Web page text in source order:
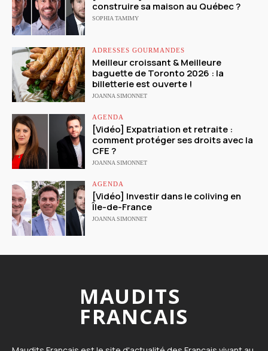
construire sa maison au Québec ?
SOPHIA TAMIMY
ADRESSES GOURMANDES
Meilleur croissant & Meilleure
baguette de Toronto 2026 : la
billetterie est ouverte !
JOANNA SIMONNET
AGENDA
[Vidéo] Expatriation et retraite :
comment protéger ses droits avec la
CFE ?
JOANNA SIMONNET
AGENDA
[Vidéo] Investir dans le coliving en
Île-de-France
JOANNA SIMONNET
MAUDITS
FRANCAIS